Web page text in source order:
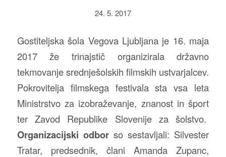
24. 5. 2017
Gostiteljska šola Vegova Ljubljana je 16. maja
2017 že trinajstič organizirala državno
tekmovanje srednješolskih filmskih ustvarjalcev.
Pokrovitelja filmskega festivala sta vsa leta
Ministrstvo za izobraževanje, znanost in šport
ter Zavod Republike Slovenije za šolstvo.
Organizacijski odborso sestavljali: Silvester
Tratar, predsednik, člani Amanda Zupanc,